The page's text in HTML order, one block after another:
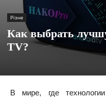
Різне
Как выбрать
TV?
В мире, где